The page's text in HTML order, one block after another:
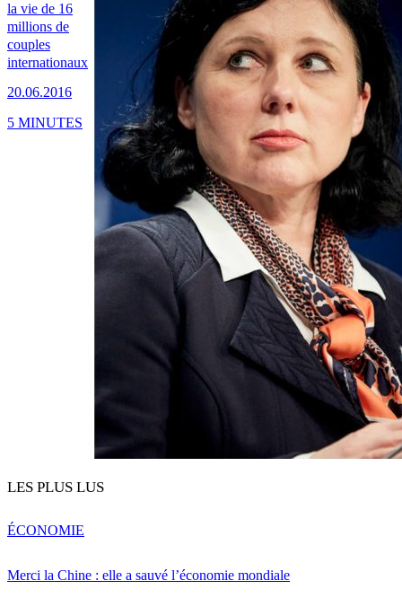
la vie de 16
millions de
couples
internationaux
20.06.2016
5 MINUTES
LES PLUS LUS
Merci la Chine : elle a sauvé l’économie mondiale
ÉCONOMIE